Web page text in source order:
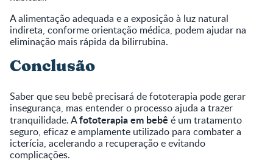
A alimentação adequada e a exposição à luz natural
indireta, conforme orientação médica, podem ajudar na
eliminação mais rápida da bilirrubina.
Conclusão
Saber que seu bebê precisará de fototerapia pode gerar
insegurança, mas entender o processo ajuda a trazer
tranquilidade. Afototerapia em bebê é um tratamento
seguro, eficaz e amplamente utilizado para combater a
icterícia, acelerando a recuperação e evitando
complicações.